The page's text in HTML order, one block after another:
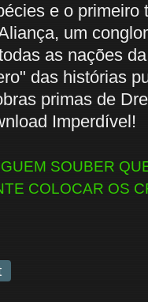
e o primeiro
um
as nações
das histórias
primas de
Imperdível!
SOUBER
COLOCAR OS